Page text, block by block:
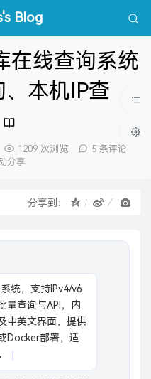
Blog
在线查询系统
本机IP查
1209 次浏览
5 条评论
分享
分享到：
量查询与API，内
中英文界面，提供
Docker部署，适